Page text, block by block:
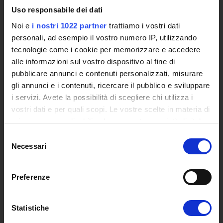
Uso responsabile dei dati
Noi e i nostri 1022 partner trattiamo i vostri dati
personali, ad esempio il vostro numero IP, utilizzando
tecnologie come i cookie per memorizzare e accedere
alle informazioni sul vostro dispositivo al fine di
pubblicare annunci e contenuti personalizzati, misurare
gli annunci e i contenuti, ricercare il pubblico e sviluppare
i servizi. Avete la possibilità di scegliere chi utilizza i
vostri dati e per quali scopi. Le vostre scelte in materia di
privacy sono applicabili solo su questa proprietà digitale
modificare o revocare il proprio consenso in qualsiasi
momento dalla Dichiarazione sui cookie o facendo clic
raccogliere informazioni sulla tua posizione
geografica, con un'approssimazione di qualche
delNecessari
Preferenze
Statistiche
Institutional websites and interacademic projects
Access to the Database of the Online Student Services
Certified E-mail
Rector Inbox
TEACHING
Degree Courses
Advanced training courses
Mondo Scuola post graduate training and qualifying